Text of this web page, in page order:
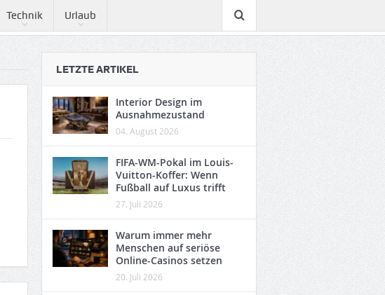
Technik Urlaub
LETZTE ARTIKEL
Interior Design im
Ausnahmezustand
04. August 2026
FIFA-WM-Pokal im Louis-
Vuitton-Koffer: Wenn
Fußball auf Luxus trifft
27. Juli 2026
Warum immer mehr
Menschen auf seriöse
Online-Casinos setzen
20. Juli 2026